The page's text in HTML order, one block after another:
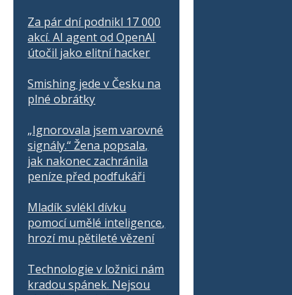
Za pár dní podnikl 17 000
akcí. AI agent od OpenAI
útočil jako elitní hacker
Smishing jede v Česku na
plné obrátky
„Ignorovala jsem varovné
signály.“ Žena popsala,
jak nakonec zachránila
peníze před podfukáři
Mladík svlékl dívku
pomocí umělé inteligence,
hrozí mu pětileté vězení
Technologie v ložnici nám
kradou spánek. Nejsou